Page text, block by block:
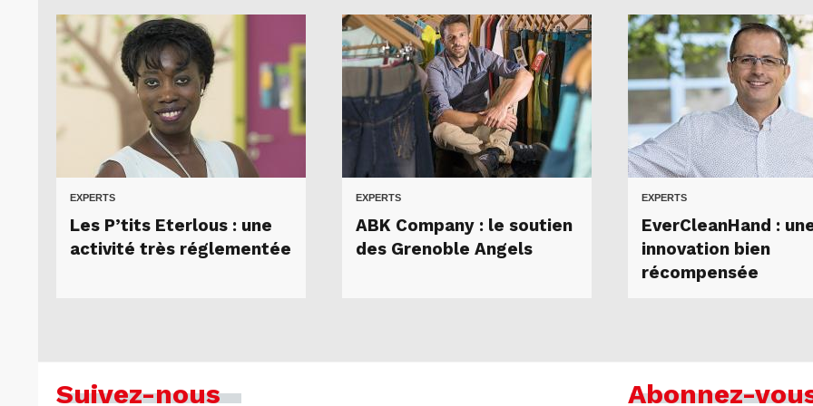
EXPERTS
Les P’tits Eterlous : une
activité très réglementée
EXPERTS
ABK Company : le soutien
des Grenoble Angels
EXPERTS
EverCleanHand :
innovation bien
récompensée
Suivez-nous Abonnez-